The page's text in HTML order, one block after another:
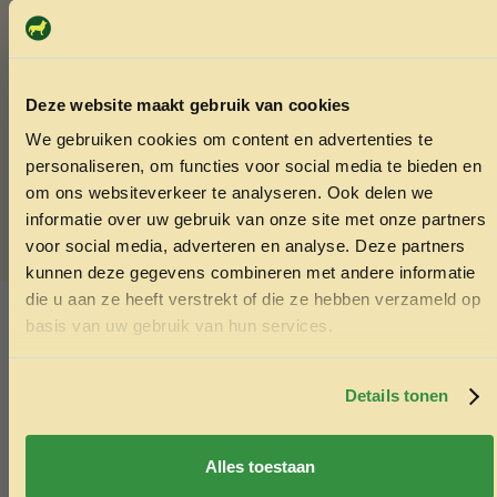
Deze website maakt gebruik van cookies
We gebruiken cookies om content en advertenties te
personaliseren, om functies voor social media te bieden en
om ons websiteverkeer te analyseren. Ook delen we
informatie over uw gebruik van onze site met onze partners
voor social media, adverteren en analyse. Deze partners
kunnen deze gegevens combineren met andere informatie
die u aan ze heeft verstrekt of die ze hebben verzameld op
basis van uw gebruik van hun services.
Details tonen
Alles toestaan
BijDe Kippenclubdraait alles om gezonde kippen. Daarom
Veel kippenhouders merken dat hun dieren gezonder en
energieker blijven door de juiste ondersteuning. Bij De
Kippenclub worden de producten met zorg ontwikkeld,
zodat je kippen op een natuurlijke manier de beste
verzorging krijgen. Bovendien zijn deze middelen veilig voor
kippen van alle leeftijden, zonder wachttijd voor eieren.
SKU: 9503322675969
Categorieën: Boerderijdier
ONTVANG 5% KORTING OP
JE EERSTE BESTELLING!
Ontvang korting
Door je in te schrijven ga je akkoord met het ontvangen van
Nee, ik wil geen korting